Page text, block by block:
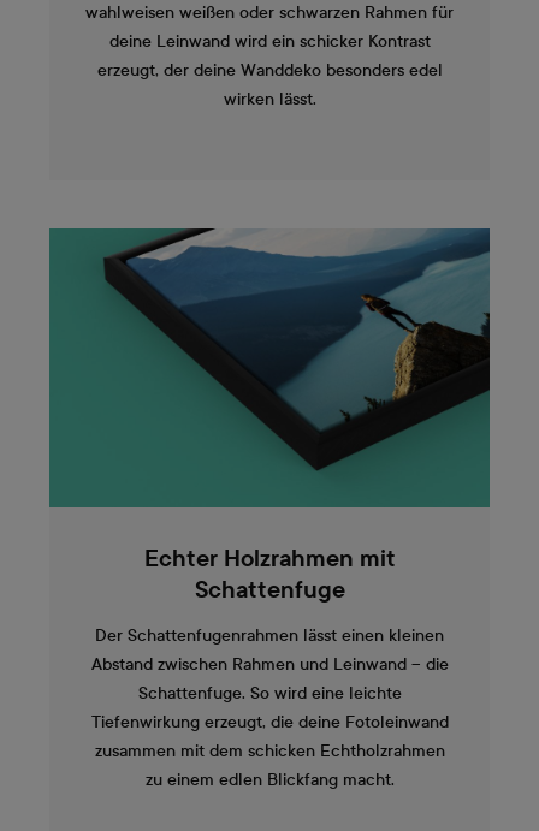
wahlweisen weißen oder schwarzen Rahmen für
deine Leinwand wird ein schicker Kontrast
erzeugt, der deine Wanddeko besonders edel
wirken lässt.
Echter Holzrahmen mit
Schattenfuge
Der Schattenfugenrahmen lässt einen kleinen
Abstand zwischen Rahmen und Leinwand – die
Schattenfuge. So wird eine leichte
Tiefenwirkung erzeugt, die deine Fotoleinwand
zusammen mit dem schicken Echtholzrahmen
zu einem edlen Blickfang macht.